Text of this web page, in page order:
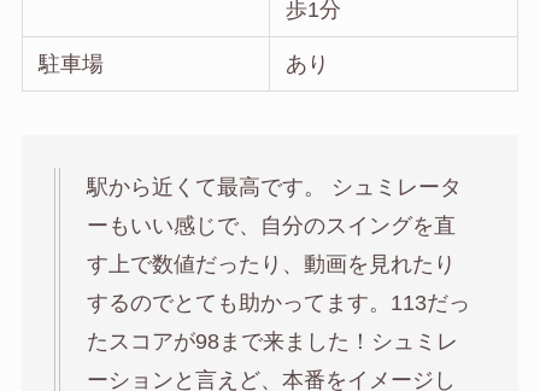
歩1分
駐車場 あり
駅から近くて最高です。 シュミレータ
ーもいい感じで、自分のスイングを直
す上で数値だったり、動画を見れたり
するのでとても助かってます。113だっ
たスコアが98まで来ました！シュミレ
ーションと言えど、本番をイメージし